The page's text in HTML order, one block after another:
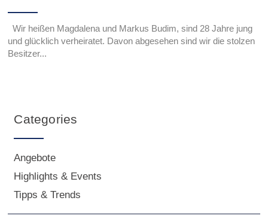
Wir heißen Magdalena und Markus Budim, sind 28 Jahre jung
und glücklich verheiratet. Davon abgesehen sind wir die stolzen
Besitzer...
Categories
Angebote
Highlights & Events
Tipps & Trends